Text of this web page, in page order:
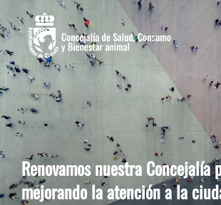
Saltar
al
contenido
Renovamos nuestra Concejalía
mejorando la atención a la